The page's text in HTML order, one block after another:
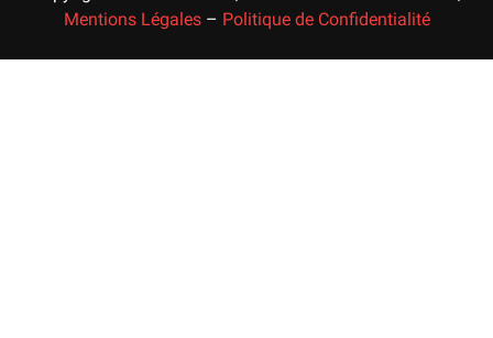
Mentions Légales– Politique de Confidentialité